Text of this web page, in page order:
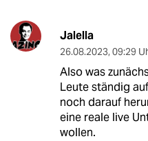
Jalella
26.08.2023, 09:29
Also was
Leute ständig
noch darauf
eine reale live
wollen.